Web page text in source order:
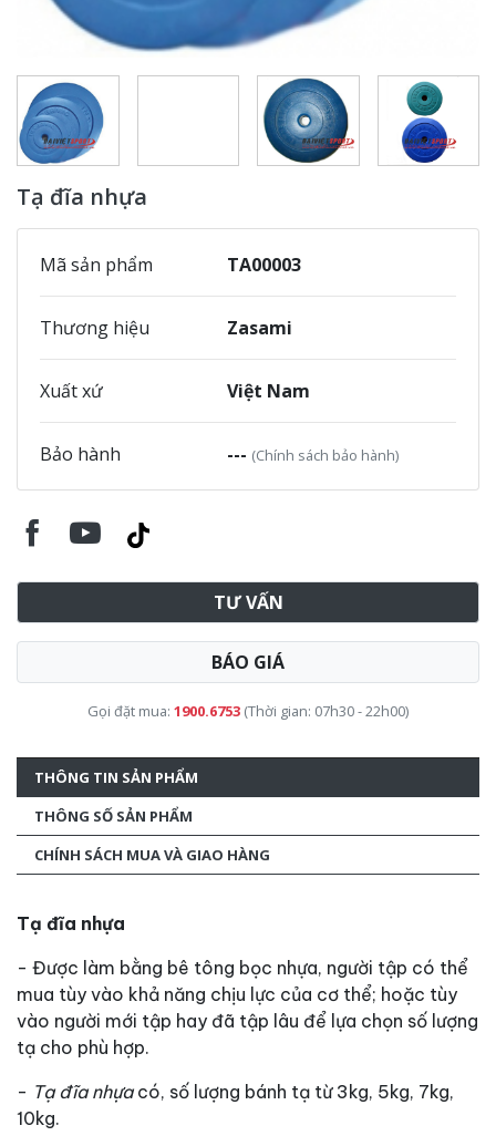
Tạ đĩa nhựa
Mã sản phẩm TA00003
Thương hiệu Zasami
Xuất xứ Việt Nam
Bảo hành --- (Chính sách bảo hành)
TƯ VẤN
BÁO GIÁ
Gọi đặt mua: 1900.6753 (Thời gian: 07h30 - 22h00)
THÔNG TIN SẢN PHẨM
THÔNG SỐ SẢN PHẨM
CHÍNH SÁCH MUA VÀ GIAO HÀNG
Tạ đĩa nhựa
- Được làm bằng bê tông bọc nhựa, người tập có thể
mua tùy vào khả năng chịu lực của cơ thể; hoặc tùy
vào người mới tập hay đã tập lâu để lựa chọn số lượng
tạ cho phù hợp.
- Tạ đĩa nhựacó, số lượng bánh tạ từ 3kg, 5kg, 7kg,
10kg.